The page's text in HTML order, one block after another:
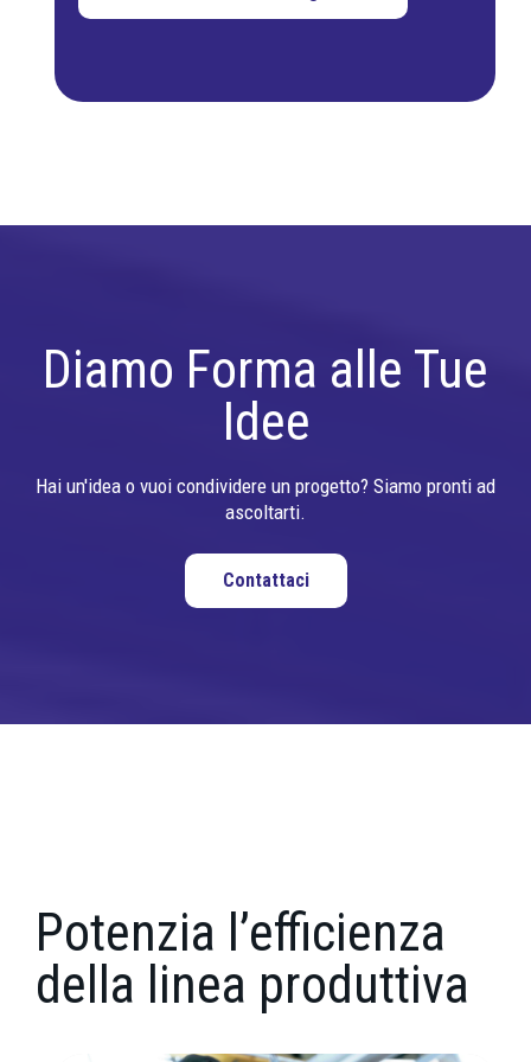
Diamo Forma alle Tue
Idee
Hai un'idea o vuoi condividere un progetto? Siamo pronti ad
ascoltarti.
Contattaci
Potenzia l’efficienza
della linea produttiva